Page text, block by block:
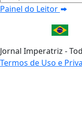
Painel do Leitor
Jornal Imperatriz -
Termos de Uso e